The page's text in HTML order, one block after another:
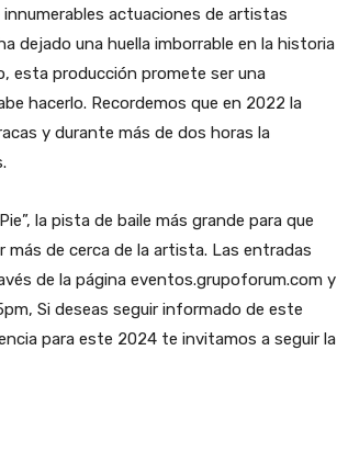
innumerables actuaciones de artistas
dejado una huella imborrable en la historia
esta producción promete ser una
hacerlo. Recordemos que en 2022 la
y durante más de dos horas la
la pista de baile más grande para que
de cerca de la artista. Las entradas
de la página eventos.grupoforum.com y
Si deseas seguir informado de este
para este 2024 te invitamos a seguir la